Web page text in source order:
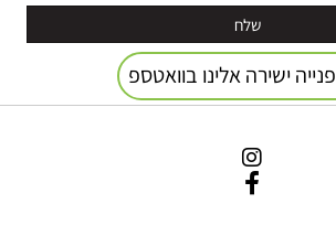
פנייה ישירה אלינו בוואטספ